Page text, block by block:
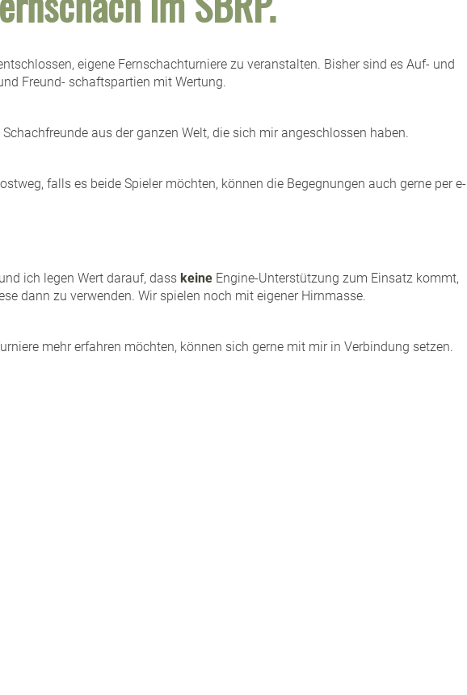
eigene Fernschachturniere zu veranstalten. Bisher sind es Auf- und
Freund- schaftspartien mit Wertung.
aus der ganzen Welt, die sich mir angeschlossen haben.
falls es beide Spieler möchten, können die Begegnungen auch gerne per e-
ich legen Wert darauf, dass keine Engine-Unterstützung zum Einsatz kommt,
dann zu verwenden. Wir spielen noch mit eigener Hirnmasse.
mehr erfahren möchten, können sich gerne mit mir in Verbindung setzen.